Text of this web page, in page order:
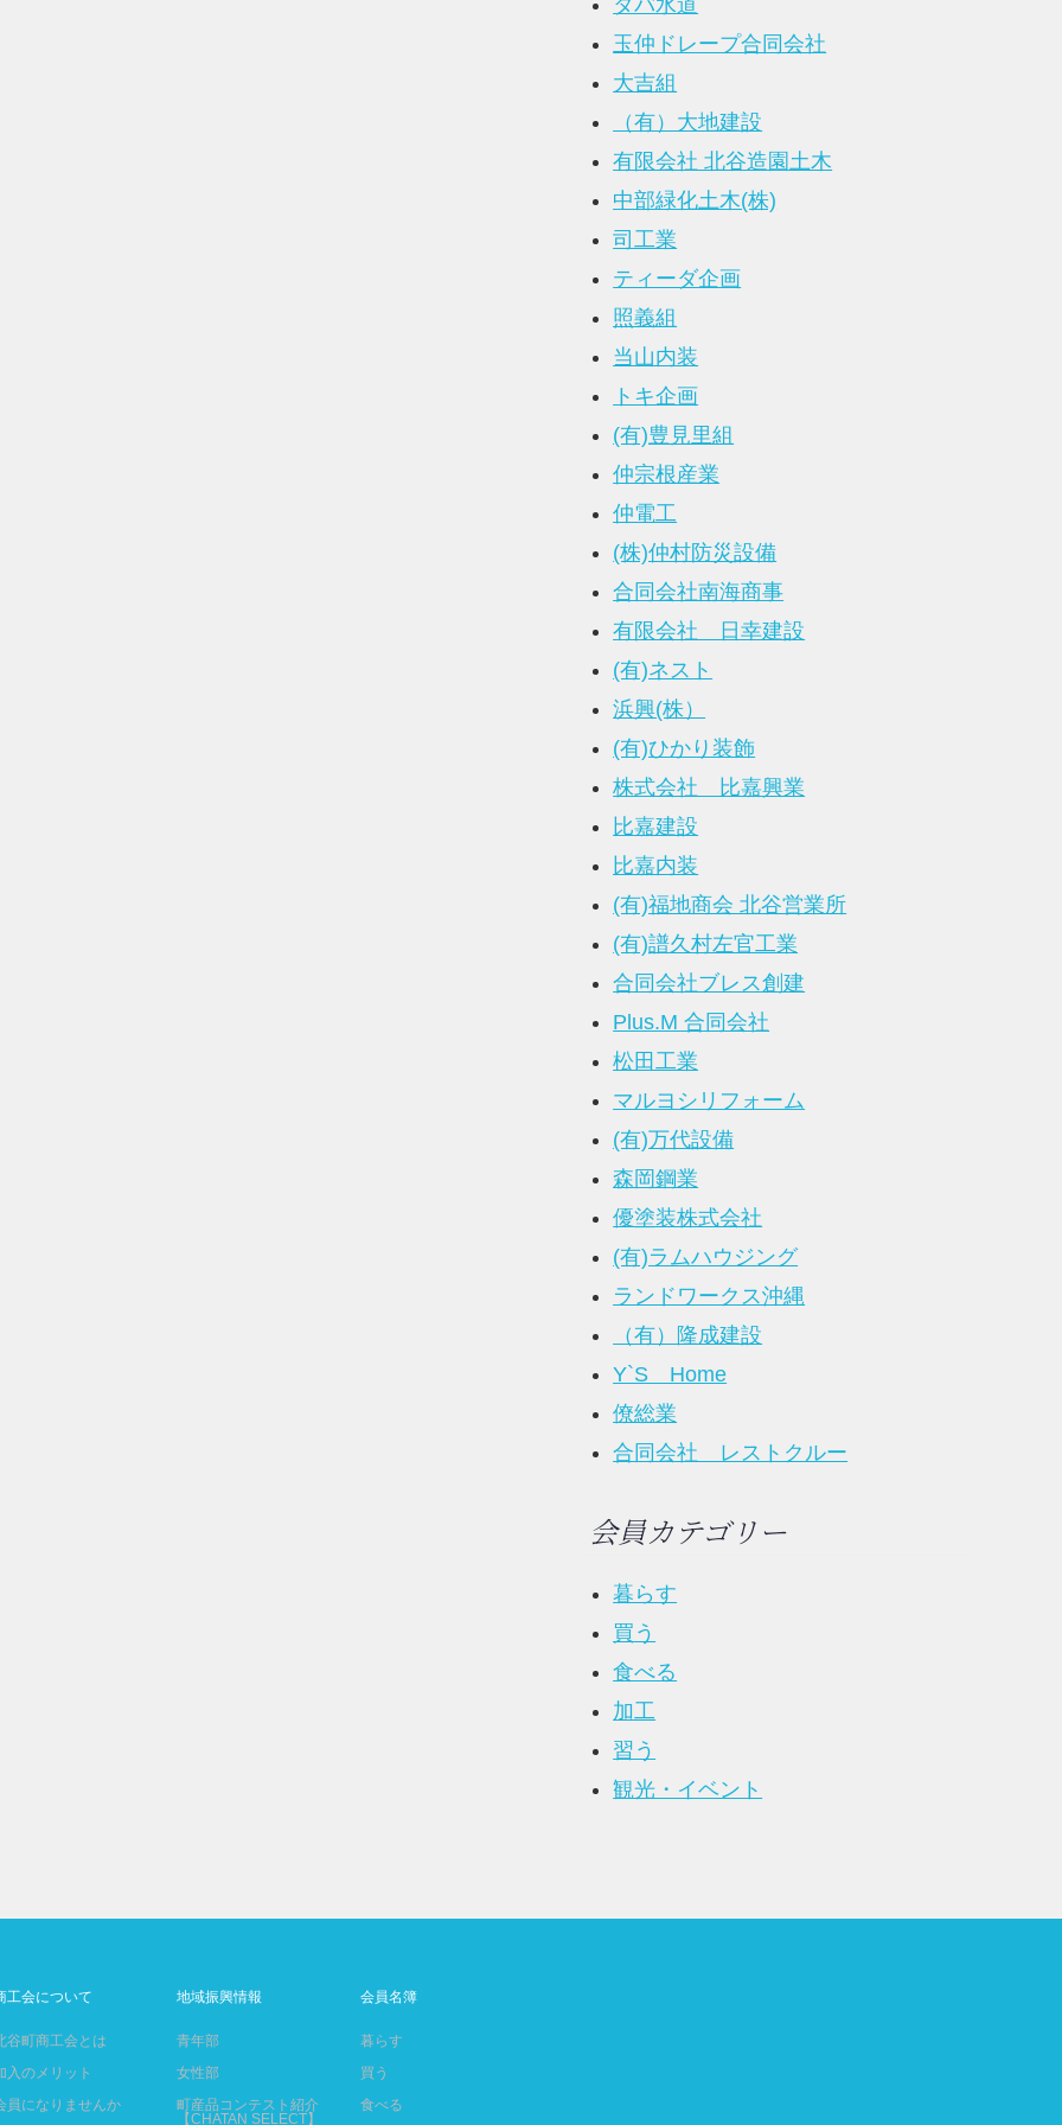
タバ水道
玉仲ドレープ合同会社
大吉組
（有）大地建設
有限会社 北谷造園土木
中部緑化土木(株)
司工業
ティーダ企画
照義組
当山内装
トキ企画
(有)豊見里組
仲宗根産業
仲電工
(株)仲村防災設備
合同会社南海商事
有限会社 日幸建設
(有)ネスト
浜興(株）
(有)ひかり装飾
株式会社 比嘉興業
比嘉建設
比嘉内装
(有)福地商会 北谷営業所
(有)譜久村左官工業
合同会社ブレス創建
Plus.M 合同会社
松田工業
マルヨシリフォーム
(有)万代設備
森岡鋼業
優塗装株式会社
(有)ラムハウジング
ランドワークス沖縄
（有）隆成建設
Y`S Home
僚総業
合同会社 レストクルー
会員カテゴリー
暮らす
買う
食べる
加工
習う
観光・イベント
工会について
谷町商工会とは
入のメリット
員になりませんか
地域振興情報
青年部
女性部
町産品コンテスト紹介
【CHATAN SELECT】
会員名簿
暮らす
買う
食べる